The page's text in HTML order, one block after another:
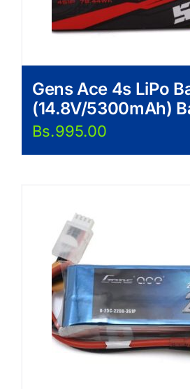
Gens Ace 4s LiPo
(14.8V/5300mAh)
Bs.995.00